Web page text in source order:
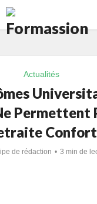
Actualités
Permettent
de rédaction 3 min de